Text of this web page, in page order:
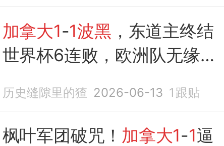
加拿大1-1波黑 ，东道主终结
世界杯6连败，欧洲队无缘首
历史缝隙里的猹 2026-06-13 1 跟贴
枫叶军团破咒！ 加拿大1-1逼